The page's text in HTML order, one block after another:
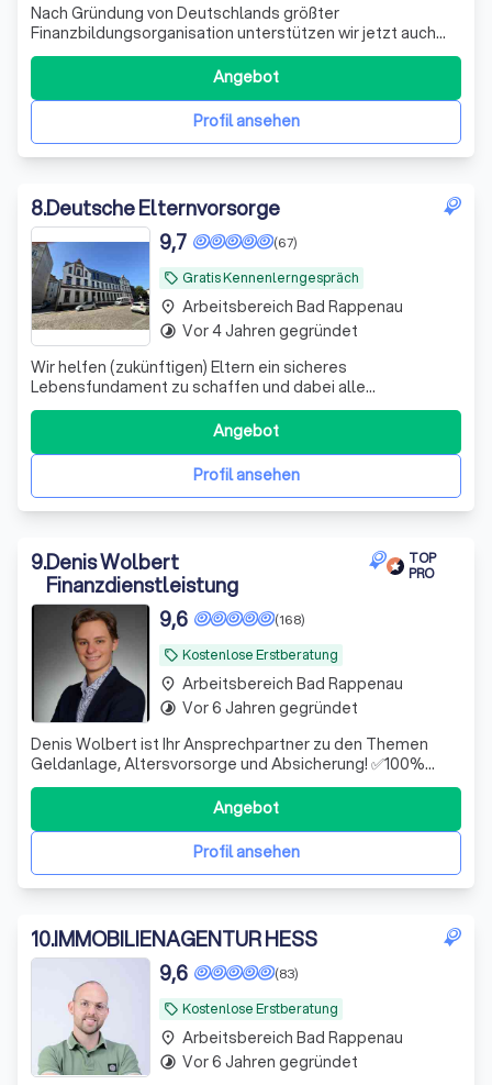
Nach Gründung von Deutschlands größter
Finanzbildungsorganisation unterstützen wir jetzt auch
bei der Umsetzung. Bekannt aus ZDF, ARD, RTL und vielen
Profil ansehen
Angebot
8.Deutsche Elternvorsorge
local_offer Gratis Kennenlerngespräch
(67)
9,7
Wir helfen (zukünftigen) Eltern ein sicheres
Lebensfundament zu schaffen und dabei alle
Steuervorteile zu nutzen, die dir zustehen.
Profil ansehen
Angebot
place Arbeitsbereich Bad Rappenau
timelapse Vor 4 Jahren gegründet
9.Denis Wolbert
Finanzdienstleistung
TOP
PRO
local_offer Kostenlose Erstberatung
(168)
9,6
Denis Wolbert ist Ihr Ansprechpartner zu den Themen
Geldanlage, Altersvorsorge und Absicherung! ✅100%
unabhängig ✅Hohe Fachkompetenz ✅Digital & schnell
Profil ansehen
Angebot
place Arbeitsbereich Bad Rappenau
timelapse Vor 6 Jahren gegründet
10.IMMOBILIENAGENTUR HESS
local_offer Kostenlose Erstberatung
(83)
9,6
place Arbeitsbereich Bad Rappenau
timelapse Vor 6 Jahren gegründet